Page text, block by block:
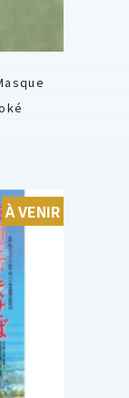
À VENIR